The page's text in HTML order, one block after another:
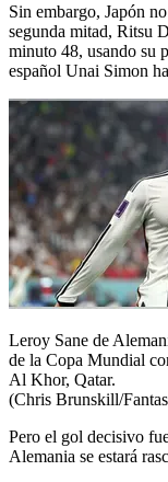
Sin embargo, Japón
segunda mitad, Ritsu
minuto 48, usando su
español Unai Simon
Leroy Sane de
de la Copa Mundial
Al Khor, Qatar.
(Chris Brunskill/
Pero el gol decisivo
Alemania se estará